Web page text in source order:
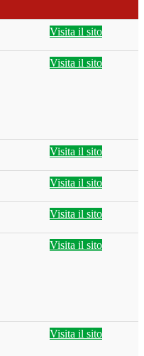
Visita il sito
Visita il sito
Visita il sito
Visita il sito
Visita il sito
Visita il sito
Visita il sito